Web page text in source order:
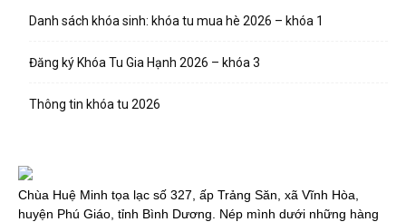
Danh sách khóa sinh: khóa tu mua hè 2026 – khóa 1
Đăng ký Khóa Tu Gia Hạnh 2026 – khóa 3
Thông tin khóa tu 2026
Chùa Huệ Minh tọa lạc số 327, ấp Trảng Săn, xã Vĩnh Hòa,
huyện Phú Giáo, tỉnh Bình Dương. Nép mình dưới những hàng